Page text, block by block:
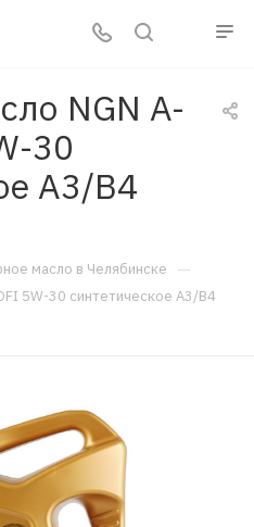
NGN A-
30
A3/B4
масло в Челябинске —
5W-30 синтетическое A3/B4